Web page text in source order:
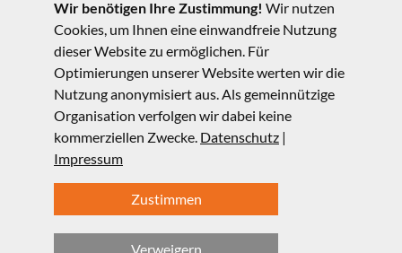
LIZENSBEDINGUNGEN
Alle Unterrichtsmaterialien sind mit der Creative
Commons Lizenz (CC BY-NC-SA 4.0) lizenziert.
Wir benötigen Ihre Zustimmung! Wir nutzen
Cookies, um Ihnen eine einwandfreie Nutzung
dieser Website zu ermöglichen. Für
Optimierungen unserer Website werten wir die
Nutzung anonymisiert aus. Als gemeinnützige
Organisation verfolgen wir dabei keine
kommerziellen Zwecke. Datenschutz |
Impressum
Zustimmen
Verweigern